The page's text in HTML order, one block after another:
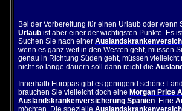
Bei der Vorbereitung für einen Urlaub oder
Urlaub ist aber einer der wichtigsten Punkte. Es
Suchen Sie nach einer
wenn es ganz weit in den Westen geht, müssen
genau in Richtung Süden geht, müssen
nicht so lange dauern soll dann reicht die
Innerhalb Europas gibt es genügend schöne
brauchen Sie vielleicht doch eine Morgan Price
Auslandskrankenversicherung Spanien. Eine
möchten. Die spezielle